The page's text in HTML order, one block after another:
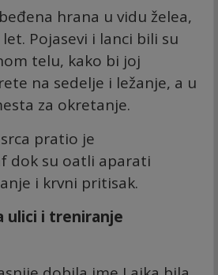
hrana u vidu želea,
Pojasevi i lanci bili su
telu, kako bi joj
na sedelje i ležanje, a u
za okretanje.
pratio je
dok su oatli aparati
i krvni pritisak.
ulici i treniranje